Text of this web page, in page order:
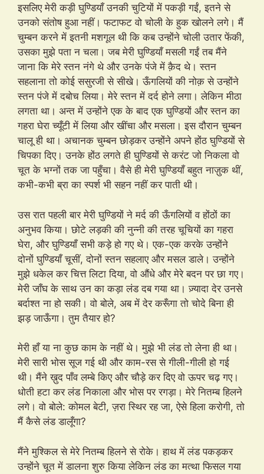
इसलिए मेरी कड़ी घुण्डियाँ उनकी चुटियों में पकड़ी गईं, इतने से
उनको संतोष हुआ नहीं। फटाफट वो चोली के हुक खोलने लगे। मैं
चुम्बन करने में इतनी मशगूल थी कि कब उन्होंने चोली उतार फेंकी,
उसका मुझे पता न चला। जब मेरी घुण्डियाँ मसली गईं तब मैंने
जाना कि मेरे स्तन नंगे थे और उनके पंजे में क़ैद थे। स्तन
सहलाना तो कोई ससुरजी से सीखे। ऊँगलियों की नोक़ से उन्होंने
स्तन पंजे में दबोच लिया। मेरे स्तन में दर्द होने लगा। लेकिन मीठा
लगता था। अन्त में उन्होंने एक के बाद एक घुण्डियों और स्तन का
गहरा घेरा च्यूँटी में लिया और खींचा और मसला। इस दौरान चुम्बन
चालू ही था। अचानक चुम्बन छोड़कर उन्होंने अपने होंठ घुण्डियों से
चिपका दिए। उनके होंठ लगते ही घुण्डियों से करंट जो निकला वो
चूत के भग्नों तक जा पहुँचा। वैसे ही मेरी घुण्डियाँ बहुत नाज़ुक थीं,
कभी-कभी ब्रा का स्पर्श भी सहन नहीं कर पाती थी।
उस रात पहली बार मेरी घुण्डियों ने मर्द की ऊँगलियों व होंठों का
अनुभव किया। छोटे लड़की की नुन्नी की तरह चूचियों का गहरा
घेरा, और घुण्डियाँ सभी कड़े हो गए थे। एक-एक करके उन्होंने
दोनों घुण्डियाँ चूसीं, दोनों स्तन सहलाए और मसल डाले। उन्होंने
मुझे धकेल कर चित्त लिटा दिया, वो औंधे और मेरे बदन पर छा गए।
मेरी जाँघ के साथ उन का कड़ा लंड दब गया था। ज़्यादा देर उनसे
बर्दाश्त ना हो सकी। वो बोले, अब में देर करूँगा तो चोदे बिना ही
झड़ जाऊँगा। तुम तैयार हो?
मेरी हाँ या ना कुछ काम के नहीं थे। मुझे भी लंड तो लेना ही था।
मेरी सारी भोस सूज गई थी और काम-रस से गीली-गीली हो गई
थी। मैंने ख़ुद पाँव लम्बे किए और चौड़े कर दिए वो ऊपर चढ़ गए।
धोती हटा कर लंड निकाला और भोस पर रगड़ा। मेरे नितम्ब हिलने
लगे। वो बोले: कोमल बेटी, ज़रा स्थिर रह जा, ऐसे हिला करोगी, तो
मैं कैसे लंड डालूँगा?
मैंने मुश्किल से मेरे नितम्ब हिलने से रोके। हाथ में लंड पकड़कर
उन्होंने चूत में डालना शुरु किया लेकिन लंड का मत्था फिसल गया